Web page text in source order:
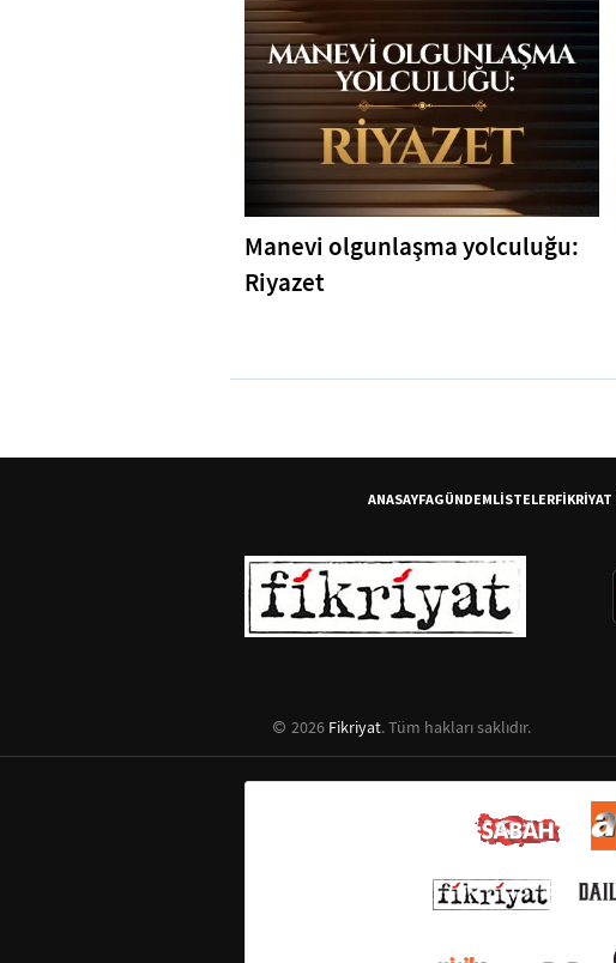
Manevi olgunlaşma yolculuğu:
Riyazet
ANASAYFAGÜNDEMLİSTELERFİKRİYAT
2026 Fikriyat. Tüm hakları saklıdır.